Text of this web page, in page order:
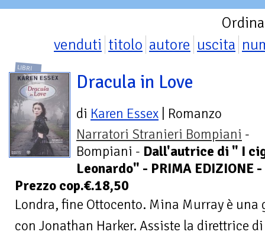
venduti titolo autore uscita
LIBRI
Dracula in Love
di Karen Essex | Romanzo
Narratori Stranieri Bompiani -
Bompiani - Dall'autrice di " I
Leonardo" - PRIMA EDIZIONE -
Prezzo cop.€.18,50
Londra, fine Ottocento. Mina Murray è
con Jonathan Harker. Assiste la direttrice